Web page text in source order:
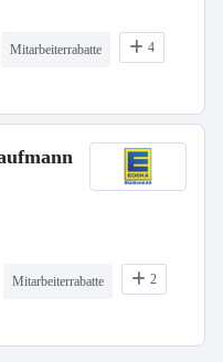
Mitarbeiterrabatte 4
Mitarbeiterrabatte 2